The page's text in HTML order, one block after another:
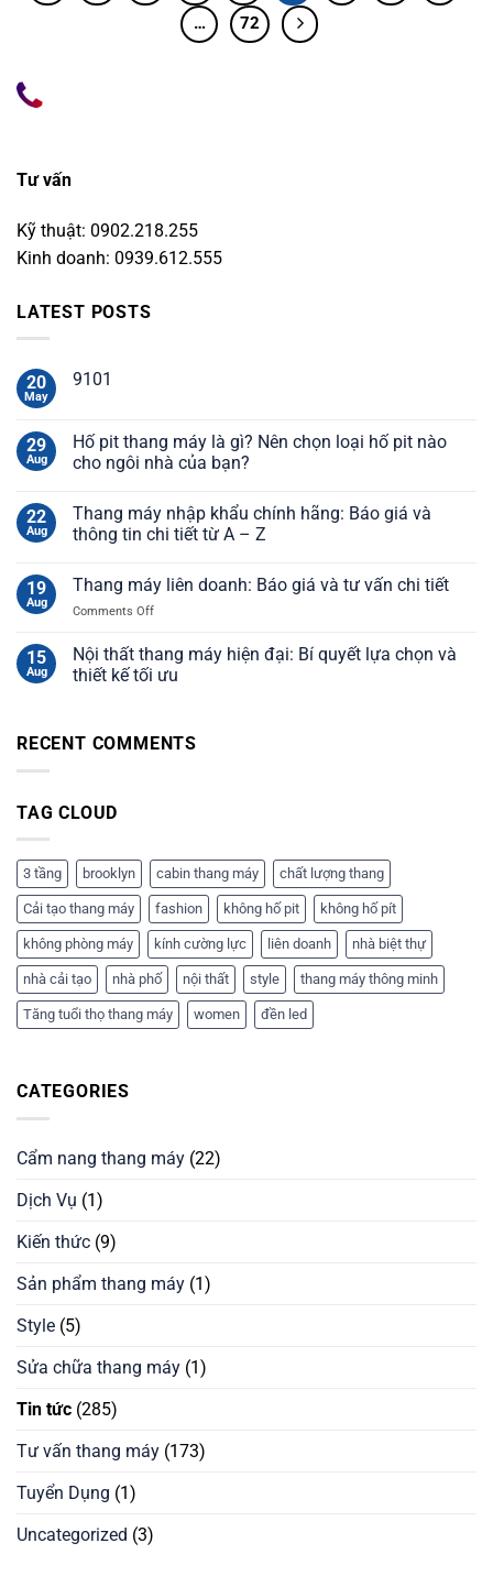
…
72
Tư vấn
Kỹ thuật: 0902.218.255
Kinh doanh: 0939.612.555
LATEST POSTS
20
May
9101
29
Aug
Hố pit thang máy là gì? Nên chọn loại hố pit nào
cho ngôi nhà của bạn?
22
Aug
Thang máy nhập khẩu chính hãng: Báo giá và
thông tin chi tiết từ A – Z
19
Aug
Thang máy liên doanh: Báo giá và tư vấn chi tiết
Comments Offon
máy
doanh:
và
15
Aug
Nội thất thang máy hiện đại: Bí quyết lựa chọn và
thiết kế tối ưu
RECENT COMMENTS
TAG CLOUD
3 tầng brooklyn cabin thang máy chất lượng thang
Cải tạo thang máy fashion không hố pit không hố pít
không phòng máy kính cường lực liên doanh nhà biệt thự
nhà cải tạo nhà phố nội thất style thang máy thông minh
Tăng tuổi thọ thang máy women đền led
CATEGORIES
Cẩm nang thang máy (22)
Dịch Vụ (1)
Kiến thức (9)
Sản phẩm thang máy (1)
Style (5)
Sửa chữa thang máy (1)
Tin tức (285)
Tư vấn thang máy (173)
Tuyển Dụng (1)
Uncategorized (3)